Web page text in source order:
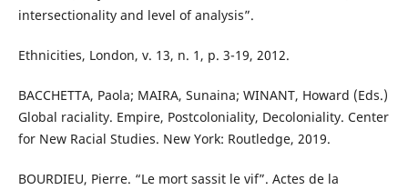
intersectionality and level of analysis”.
Ethnicities, London, v. 13, n. 1, p. 3-19, 2012.
BACCHETTA, Paola; MAIRA, Sunaina; WINANT, Howard (Eds.)
Global raciality. Empire, Postcoloniality, Decoloniality. Center
for New Racial Studies. New York: Routledge, 2019.
BOURDIEU, Pierre. “Le mort sassit le vif”. Actes de la